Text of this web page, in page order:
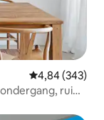
Gemiddelde
4,84 (343)
ruim